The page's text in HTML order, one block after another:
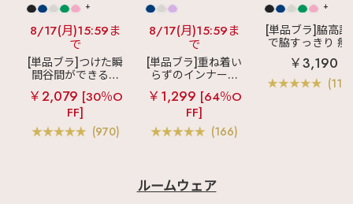
+
8/17(月)15:59ま
で
[単品ブラ]つけた瞬
間谷間ができるシ
ームレスブラ
超
盛ブラ(R) シームレ
ス 単品ブラジャー
￥2,079 [30％O
FF]
(970)
8/17(月)15:59ま
で
[単品ブラ]重ね着い
らずのインナーブ
ラ
リッチバスト
ブラトップ (ワイヤ
ー入り)
￥1,299 [64％O
FF]
(166)
+
[単品ブラ]脇高設
で脇すっきり 痩
見えブラ
カシ
クールレース脇
ブラ(R) 単品ブラ
ャー
￥3,190
ルームウェア